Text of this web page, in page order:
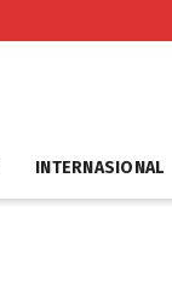
INTERNASIONAL